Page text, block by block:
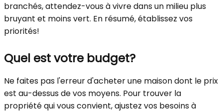
branchés, attendez-vous à vivre dans un milieu plus
bruyant et moins vert. En résumé, établissez vos
priorités!
Quel est votre budget?
Ne faites pas l'erreur d'acheter une maison dont le prix
est au-dessus de vos moyens. Pour trouver la
propriété qui vous convient, ajustez vos besoins à